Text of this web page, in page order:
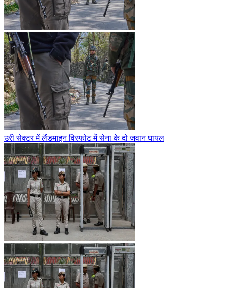
उरी सेक्टर में लैंडमाइन विस्फोट में सेना के दो जवान घायल